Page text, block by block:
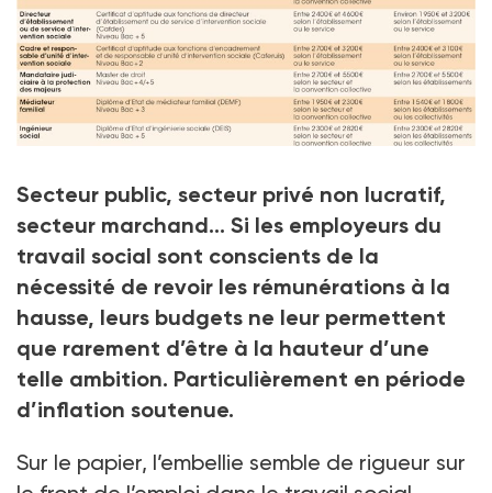
Secteur public, secteur privé non lucratif,
secteur marchand… Si les employeurs du
travail social sont conscients de la
nécessité de revoir les rémunérations à la
hausse, leurs budgets ne leur permettent
que rarement d’être à la hauteur d’une
telle ambition. Particulièrement en période
d’inflation soutenue.
Sur le papier, l’embellie semble de rigueur sur